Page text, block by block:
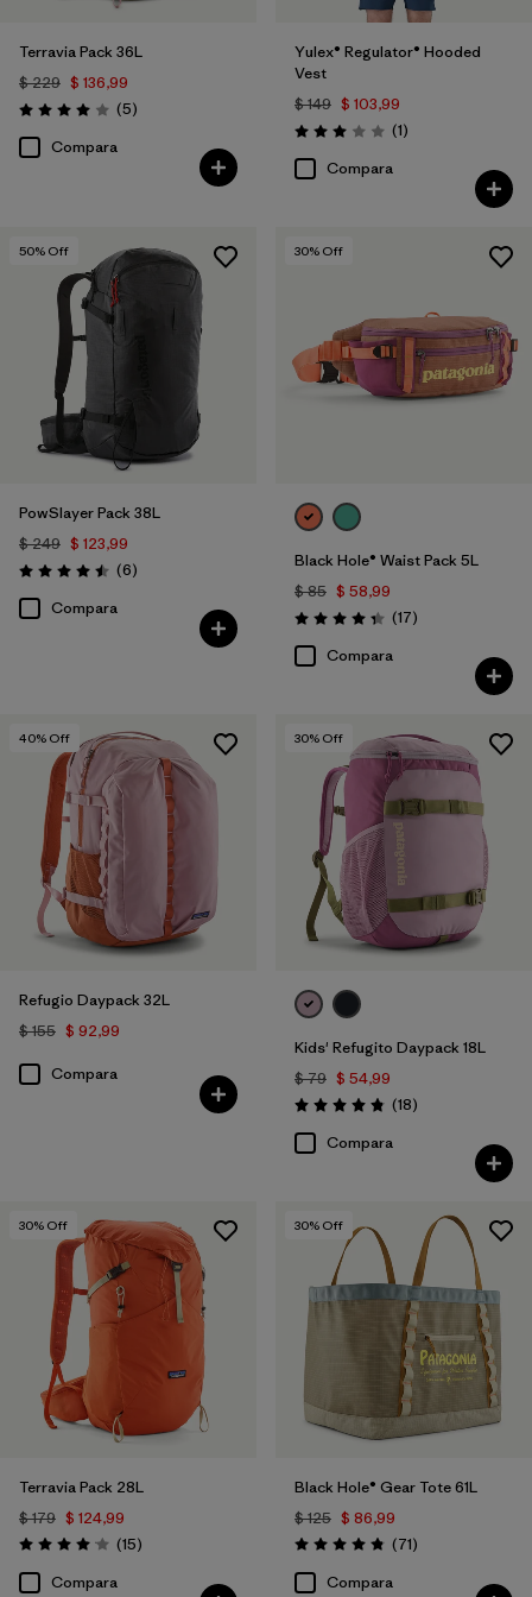
Terravia Pack 36L
$ 229 $ 136,99
Valoración: 4.0 / 5
(5Comentarios
)
Compara
Yulex® Regulator® Hooded
Vest
$ 149 $ 103,99
Valoración: 3.0 / 5
(1Comentarios
)
Compara
50% Off
PowSlayer Pack 38L
$ 249 $ 123,99
Valoración: 4.5 / 5
(6Comentarios
)
Compara
30% Off
Black Hole® Waist Pack 5L
$ 85 $ 58,99
Valoración: 4.4 / 5
(17Comentarios
)
Compara
40% Off
Refugio Daypack 32L
$ 155 $ 92,99
Compara
30% Off
Kids' Refugito Daypack 18L
$ 79 $ 54,99
Valoración: 4.8 / 5
(18Comentarios
)
Compara
30% Off
Terravia Pack 28L
$ 179 $ 124,99
Valoración: 4.1 / 5
(15Comentarios
)
Compara
30% Off
Black Hole® Gear Tote 61L
$ 125 $ 86,99
Valoración: 4.9 / 5
(71Comentarios
)
Compara